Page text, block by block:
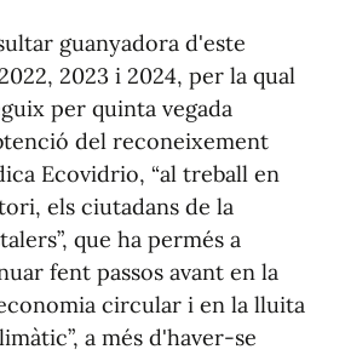
guanyadora d'este
2023 i 2024, per la qual
per quinta vegada
del reconeixement
Ecovidrio, “al treball en
els ciutadans de la
que ha permés a
fent passos avant en la
circular i en la lluita
a més d'haver-se